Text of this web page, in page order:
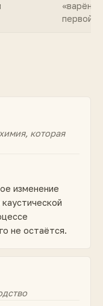
первой
которая
изменение
не остаётся.